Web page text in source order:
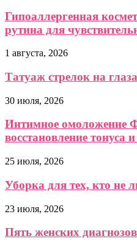
Гипоаллергенная
рутина для
1 августа, 2026
Татуаж стрелок на
30 июля, 2026
Интимное омоложение
восстановление тонуса
25 июля, 2026
Уборка для тех, кто не
23 июля, 2026
Пять женских